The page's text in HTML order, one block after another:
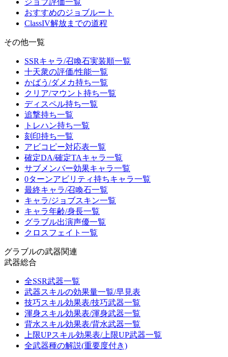
ジョブ評価一覧
おすすめのジョブルート
ClassIV解放までの道程
その他一覧
SSRキャラ/召喚石実装順一覧
十天衆の評価/性能一覧
かばう/ダメカ持ち一覧
クリア/マウント持ち一覧
ディスペル持ち一覧
追撃持ち一覧
トレハン持ち一覧
刻印持ち一覧
アビコピー対応表一覧
確定DA/確定TAキャラ一覧
サブメンバー効果キャラ一覧
0ターンアビリティ持ちキャラ一覧
最終キャラ/召喚石一覧
キャラ/ジョブスキン一覧
キャラ年齢/身長一覧
グラブル出演声優一覧
クロスフェイト一覧
グラブルの武器関連
武器総合
全SSR武器一覧
武器スキルの効果量一覧/早見表
技巧スキル効果表/技巧武器一覧
渾身スキル効果表/渾身武器一覧
背水スキル効果表/背水武器一覧
上限UPスキル効果表/上限UP武器一覧
全武器種の解説(重要度付き)